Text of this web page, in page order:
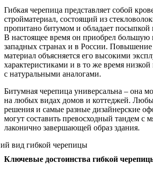
Гибкая черепица представляет собой
стройматериал, состоящий из
пропитано битумом и обладает
В настоящее время он приобрел большую
западных странах и в России. Повышение
материал объясняется его высокими
характеристиками и в то же время
с натуральными аналогами.
Битумная черепица универсальна – она
на любых видах домов и коттеджей.
решения и самые разные дизайнерские
могут составить превосходный тандем с
лаконично завершающей образ здания.
Ключевые достоинства гибкой